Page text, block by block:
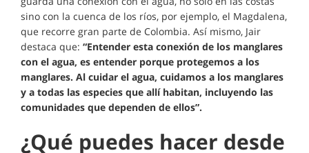
sino con la cuenca de los ríos, por ejemplo, el Magdalena,
que recorre gran parte de Colombia. Así mismo, Jair
destaca que: “Entender esta conexión de los manglares
con el agua, es entender porque protegemos a los
manglares. Al cuidar el agua, cuidamos a los manglares
y a todas las especies que allí habitan, incluyendo las
comunidades que dependen de ellos”.
¿Qué puedes hacer desde